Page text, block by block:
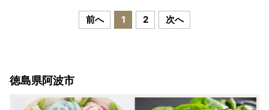
市
前へ 1 2 次へ
徳島県阿波市